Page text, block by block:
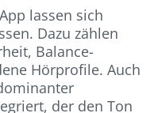
lassen sich
Dazu zählen
Balance-
Hörprofile. Auch
der den Ton